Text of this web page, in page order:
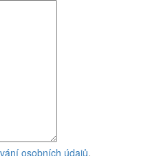
osobních údajů,